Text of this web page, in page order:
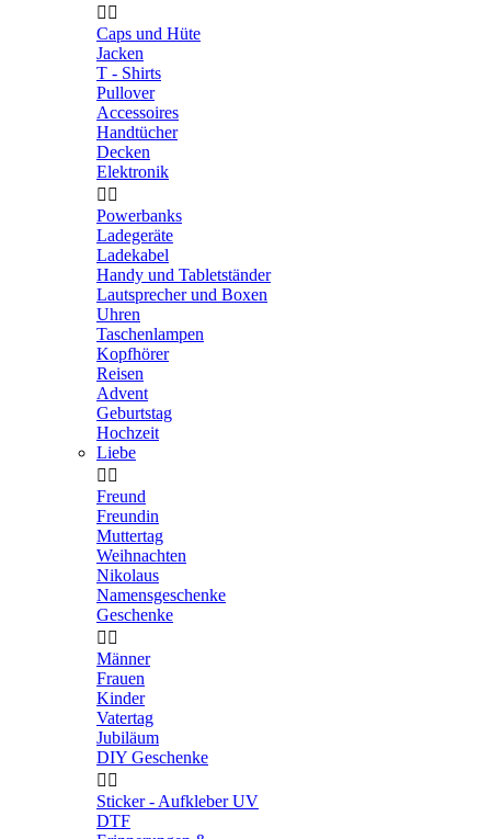
 
Caps und Hüte
Jacken
T - Shirts
Pullover
Accessoires
Handtücher
Decken
Elektronik
 
Powerbanks
Ladegeräte
Ladekabel
Handy und Tabletständer
Lautsprecher und Boxen
Uhren
Taschenlampen
Kopfhörer
Reisen
Advent
Geburtstag
Hochzeit
Liebe
 
Freund
Freundin
Muttertag
Weihnachten
Nikolaus
Namensgeschenke
Geschenke
 
Männer
Frauen
Kinder
Vatertag
Jubiläum
DIY Geschenke
 
Sticker - Aufkleber UV
DTF